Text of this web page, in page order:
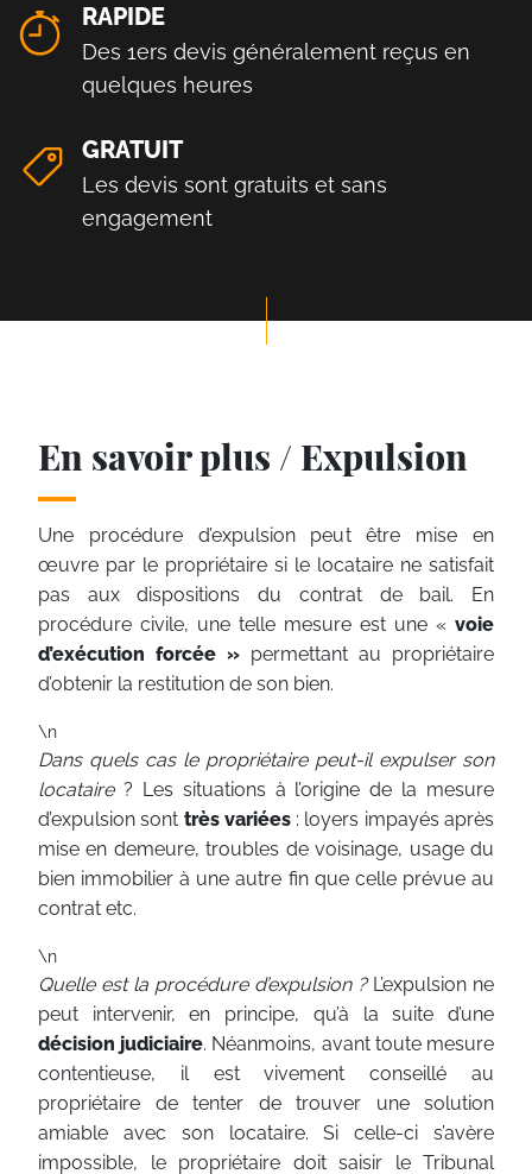
RAPIDE
Des 1ers devis généralement reçus en
quelques heures
GRATUIT
Les devis sont gratuits et sans
engagement
En savoir plus / Expulsion
Une procédure d’expulsion peut être mise en
œuvre par le propriétaire si le locataire ne satisfait
pas aux dispositions du contrat de bail. En
procédure civile, une telle mesure est une « voie
d’exécution forcée » permettant au propriétaire
d’obtenir la restitution de son bien.
\n
Dans quels cas le propriétaire peut-il expulser son
locataire? Les situations à l’origine de la mesure
d’expulsion sont très variées: loyers impayés après
mise en demeure, troubles de voisinage, usage du
bien immobilier à une autre fin que celle prévue au
contrat etc.
\n
Quelle est la procédure d’expulsion ? L’expulsion ne
peut intervenir, en principe, qu’à la suite d’une
décision judiciaire. Néanmoins, avant toute mesure
contentieuse, il est vivement conseillé au
propriétaire de tenter de trouver une solution
amiable avec son locataire. Si celle-ci s’avère
impossible, le propriétaire doit saisir le Tribunal